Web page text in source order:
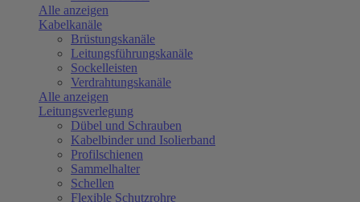
Alle anzeigen
Kabelkanäle
Brüstungskanäle
Leitungsführungskanäle
Sockelleisten
Verdrahtungskanäle
Alle anzeigen
Leitungsverlegung
Dübel und Schrauben
Kabelbinder und Isolierband
Profilschienen
Sammelhalter
Schellen
Flexible Schutzrohre